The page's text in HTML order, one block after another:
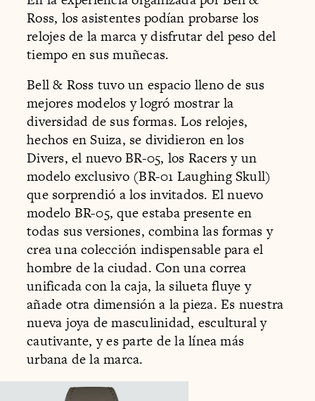
Ross, los asistentes podían probarse los
relojes de la marca y disfrutar del peso del
tiempo en sus muñecas.
Bell & Ross tuvo un espacio lleno de sus
mejores modelos y logró mostrar la
diversidad de sus formas. Los relojes,
hechos en Suiza, se dividieron en los
Divers, el nuevo BR-05, los Racers y un
modelo exclusivo (BR-01 Laughing Skull)
que sorprendió a los invitados. El nuevo
modelo BR-05, que estaba presente en
todas sus versiones, combina las formas y
crea una colección indispensable para el
hombre de la ciudad. Con una correa
unificada con la caja, la silueta fluye y
añade otra dimensión a la pieza. Es nuestra
nueva joya de masculinidad, escultural y
cautivante, y es parte de la línea más
urbana de la marca.